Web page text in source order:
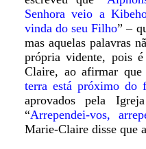
Senhora veio a
vinda do seu Filho” –
mas aquelas palavras
própria vidente, pois
Claire, ao afirmar que
terra está próximo do
aprovados pela
“Arrependei-vos,
Marie-Claire disse que